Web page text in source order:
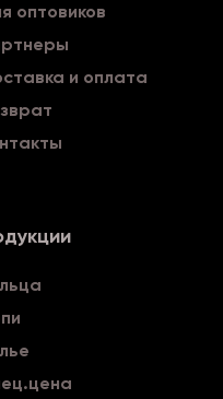
оптовиков
и оплата